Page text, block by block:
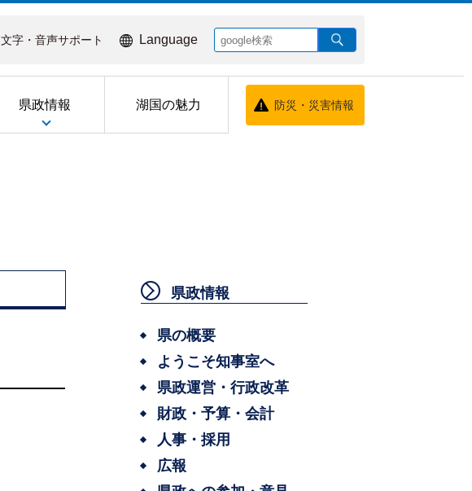
文字・音声サポート Language
県政情報 湖国の魅力 防災・災害情報
県政情報
県の概要
ようこそ知事室へ
県政運営・行政改革
財政・予算・会計
人事・採用
広報